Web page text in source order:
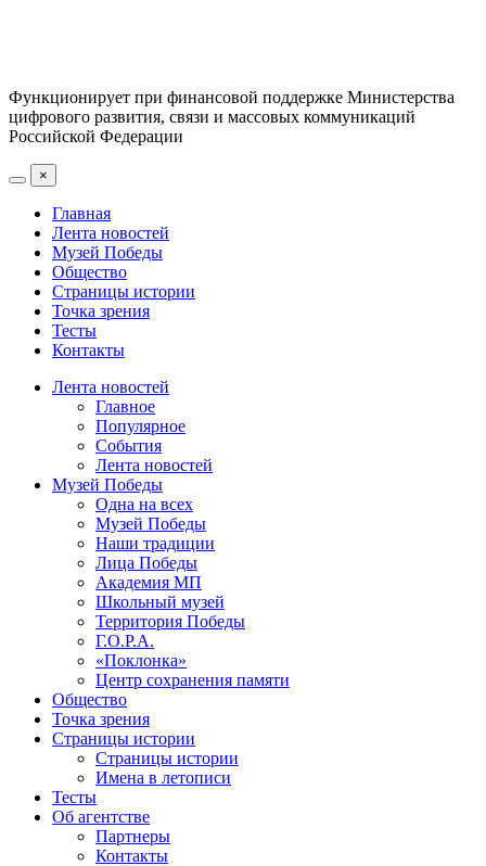
Функционирует при финансовой поддержке Министерства
цифрового развития, связи и массовых коммуникаций
Российской Федерации
×
Главная
Лента новостей
Музей Победы
Общество
Страницы истории
Точка зрения
Тесты
Контакты
Лента новостей
Главное
Популярное
События
Лента новостей
Музей Победы
Одна на всех
Музей Победы
Наши традиции
Лица Победы
Академия МП
Школьный музей
Территория Победы
Г.О.Р.А.
«Поклонка»
Центр сохранения памяти
Общество
Точка зрения
Страницы истории
Страницы истории
Имена в летописи
Тесты
Об агентстве
Партнеры
Контакты